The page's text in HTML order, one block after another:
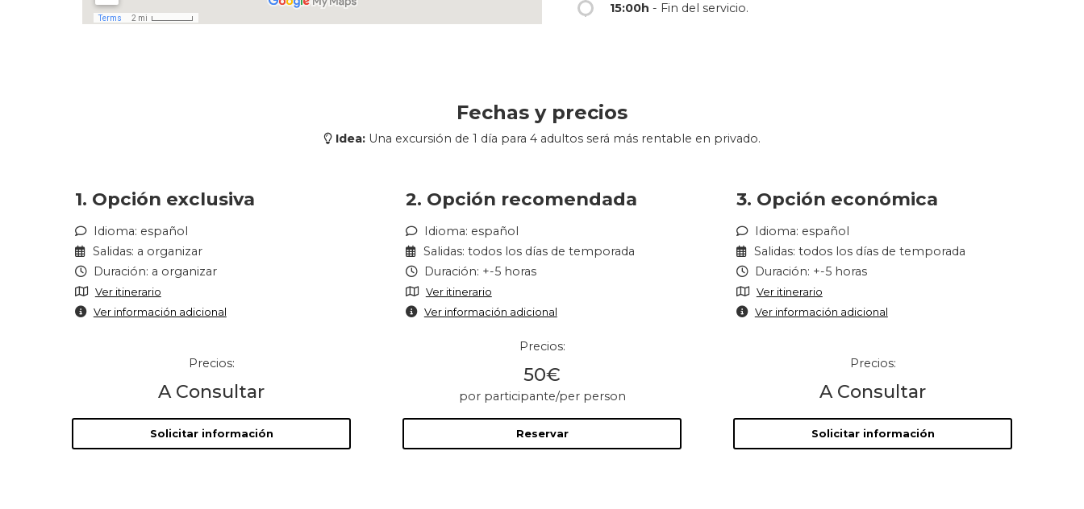
15:00h - Fin del servicio.
Fechas y precios
Idea: Una excursión de 1 día para 4 adultos será más rentable en privado.
1. Opción exclusiva
Idioma: español
Salidas: a organizar
Duración: a organizar
Ver itinerario
Ver información adicional
Precios:
A Consultar
Solicitar información
2. Opción recomendada
Idioma: español
Salidas: todos los días de temporada
Duración: +-5 horas
Ver itinerario
Ver información adicional
Precios:
50€
por participante/per person
Reservar
3. Opción económica
Idioma: español
Salidas: todos los días de temporada
Duración: +-5 horas
Ver itinerario
Ver información adicional
Precios:
A Consultar
Solicitar información